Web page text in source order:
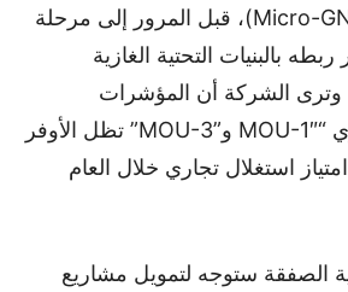
أو مسال مصغر (Micro-GNL)، قبل المرور إلى مرحلة
بالبنيات التحتية الغازية
وترى الشركة أن المؤشرات
المستخرجة من بئري “MOU-1″ و”MOU-3” تظل الأوفر
استغلال تجاري خلال العام
الصفقة ستوجه لتمويل مشاريع